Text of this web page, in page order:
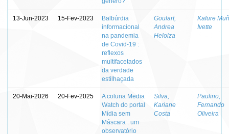
13-Jun-2023 15-Fev-2023
Balbúrdia
informacional
na pandemia
de Covid-19 :
reflexos
multifacetados
da verdade
estilhaçada
Goulart,
Andrea
Heloiza
Kafure
Ivette
20-Mai-2026 20-Fev-2025
A coluna Media
Watch do portal
Mídia sem
Máscara : um
observatório
Silva,
Kariane
Costa
Paulino,
Fernando
Oliveira